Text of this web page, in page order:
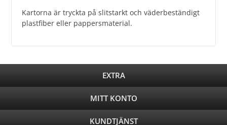
Kartorna är tryckta på slitstarkt och väderbeständigt
plastfiber eller pappersmaterial.
EXTRA
MITT KONTO
KUNDTJÄNST